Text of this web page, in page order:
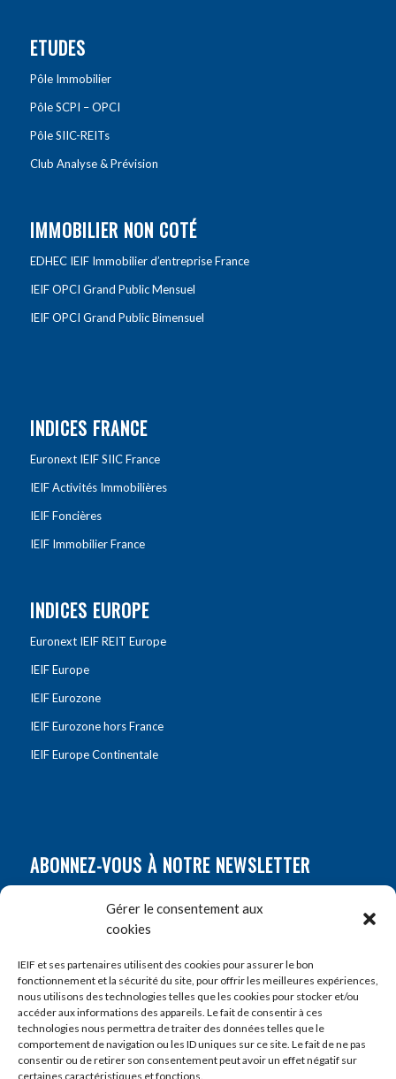
Gérer le consentement aux
cookies
IEIF et ses partenaires utilisent des cookies pour assurer le bon
fonctionnement et la sécurité du site, pour offrir les meilleures expériences,
nous utilisons des technologies telles que les cookies pour stocker et/ou
accéder aux informations des appareils. Le fait de consentir à ces
technologies nous permettra de traiter des données telles que le
comportement de navigation ou les ID uniques sur ce site. Le fait de ne pas
consentir ou de retirer son consentement peut avoir un effet négatif sur
certaines caractéristiques et fonctions.
ETUDES
Pôle Immobilier
Pôle SCPI – OPCI
Pôle SIIC-REITs
Club Analyse & Prévision
IMMOBILIER NON COTÉ
EDHEC IEIF Immobilier d’entreprise France
IEIF OPCI Grand Public Mensuel
IEIF OPCI Grand Public Bimensuel
INDICES FRANCE
Euronext IEIF SIIC France
IEIF Activités Immobilières
IEIF Foncières
IEIF Immobilier France
INDICES EUROPE
Euronext IEIF REIT Europe
IEIF Europe
IEIF Eurozone
IEIF Eurozone hors France
IEIF Europe Continentale
ABONNEZ-VOUS À NOTRE NEWSLETTER
Prénom*
E-mail*